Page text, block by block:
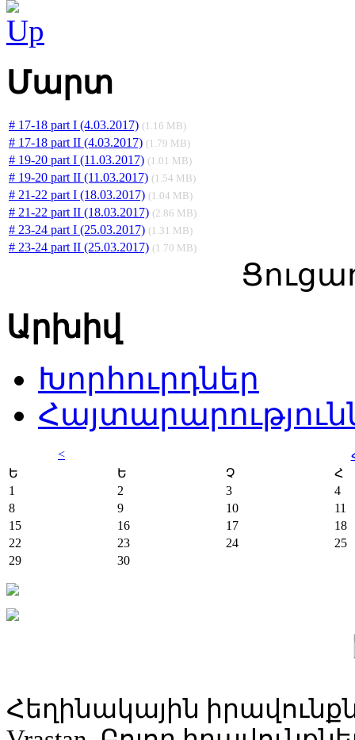
Մարտ
# 17-18 part I (4.03.2017) (1.16 MB)
# 17-18 part II (4.03.2017) (1.79 MB)
# 19-20 part I (11.03.2017) (1.01 MB)
# 19-20 part II (11.03.2017) (1.54 MB)
# 21-22 part I (18.03.2017) (1.04 MB)
# 21-22 part II (18.03.2017) (2.86 MB)
# 23-24 part I (25.03.2017) (1.31 MB)
# 23-24 part II (25.03.2017) (1.70 MB)
Արխիվ
Խորհուրդներ
<
Ե
Ե Չ
Հ
1
2 3
4
8
9 10
11
15
16 17
18
22
23 24
25
29
30
Հեղինակային